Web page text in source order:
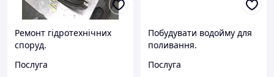
Ремонт гідротехнічних
споруд.
Послуга
Побудувати водойму для
поливання.
Послуга